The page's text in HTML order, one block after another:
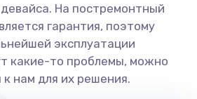
1300 руб.
Заказать
На постремонтный
гарантия, поэтому
эксплуатации
какие-то проблемы, можно
к нам для их решения.